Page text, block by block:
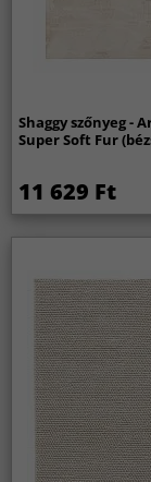
Shaggy szőnyeg -
Super Soft Fur
11 629 Ft